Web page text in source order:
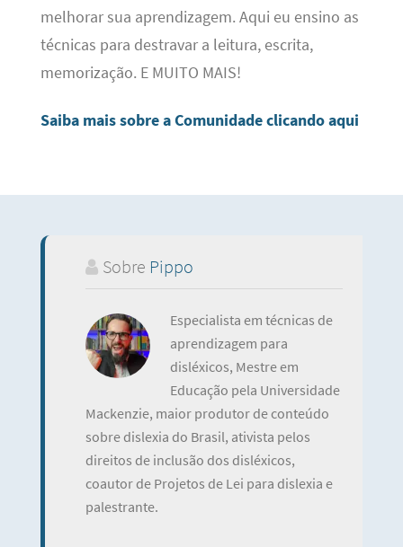
melhorar sua aprendizagem. Aqui eu ensino as
técnicas para destravar a leitura, escrita,
memorização. E MUITO MAIS!
Saiba mais sobre a Comunidade clicando aqui
Sobre Pippo
Especialista em técnicas de
aprendizagem para
disléxicos, Mestre em
Educação pela Universidade
Mackenzie, maior produtor de conteúdo
sobre dislexia do Brasil, ativista pelos
direitos de inclusão dos disléxicos,
coautor de Projetos de Lei para dislexia e
palestrante.